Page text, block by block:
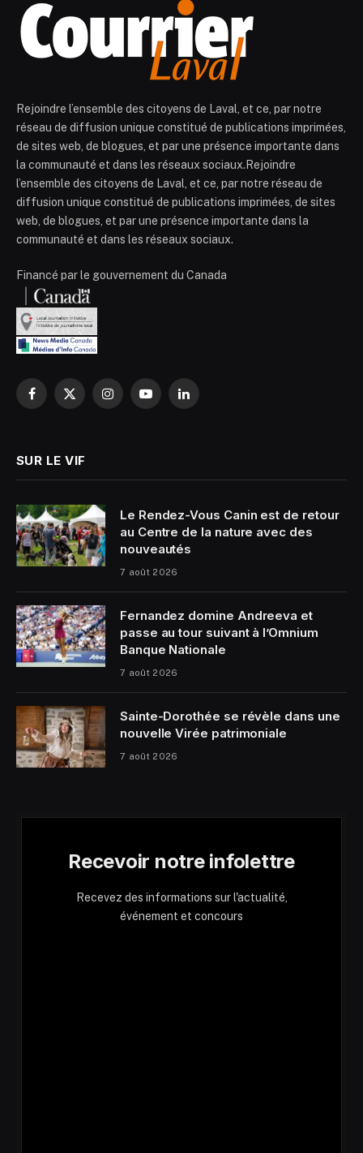
Rejoindre l’ensemble des citoyens de Laval, et ce, par notre
réseau de diffusion unique constitué de publications imprimées,
de sites web, de blogues, et par une présence importante dans
la communauté et dans les réseaux sociaux.Rejoindre
l’ensemble des citoyens de Laval, et ce, par notre réseau de
diffusion unique constitué de publications imprimées, de sites
web, de blogues, et par une présence importante dans la
communauté et dans les réseaux sociaux.
Financé par le gouvernement du Canada
Facebook
X
InstagramYouTubeLinkedIn
SUR LE VIF
Le Rendez-Vous Canin est de retour
au Centre de la nature avec des
nouveautés
7 août 2026
Fernandez domine Andreeva et
passe au tour suivant à l’Omnium
Banque Nationale
7 août 2026
Sainte-Dorothée se révèle dans une
nouvelle Virée patrimoniale
7 août 2026
Recevoir notre infolettre
Recevez des informations sur l'actualité,
événement et concours